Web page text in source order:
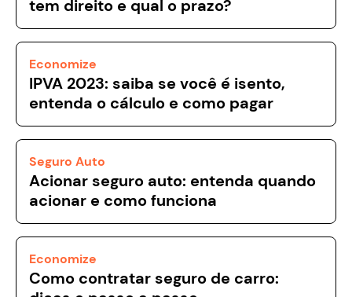
tem direito e qual o prazo?
Economize
IPVA 2023: saiba se você é isento,
entenda o cálculo e como pagar
Seguro Auto
Acionar seguro auto: entenda quando
acionar e como funciona
Economize
Como contratar seguro de carro: